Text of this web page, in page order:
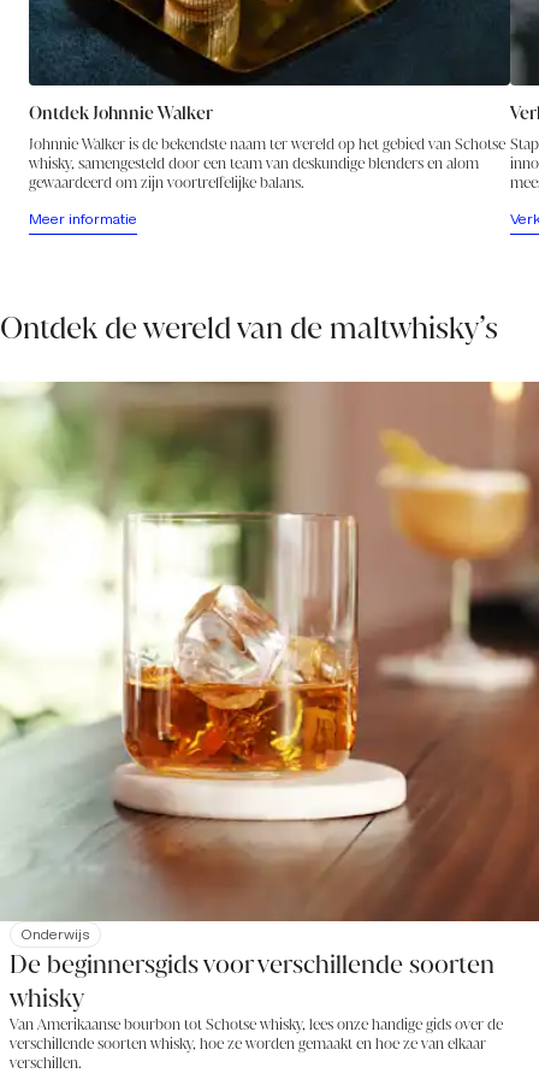
Ontdek Johnnie Walker
Johnnie Walker is de bekendste naam ter wereld op het gebied van Schotse
whisky, samengesteld door een team van deskundige blenders en alom
gewaardeerd om zijn voortreffelijke balans.
Meer informatie
Ontdek de wereld van de maltwhisky’s
Onderwijs
De beginnersgids voor verschillende soorten
whisky
Van Amerikaanse bourbon tot Schotse whisky, lees onze handige gids over de
verschillende soorten whisky, hoe ze worden gemaakt en hoe ze van elkaar
verschillen.